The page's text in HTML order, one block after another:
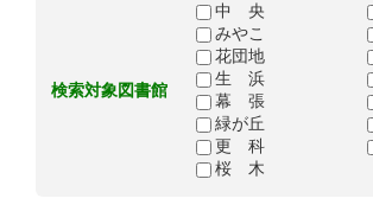
検索対象図書館
中 央
みやこ
花団地
生 浜
幕 張
緑が丘
更 科
桜 木